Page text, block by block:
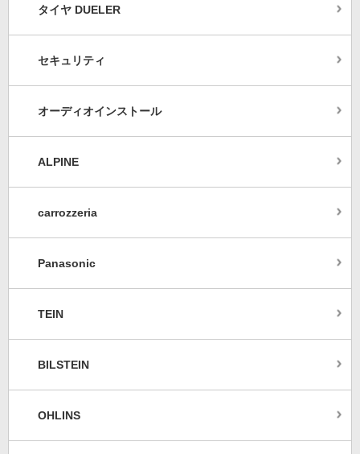
タイヤ DUELER
セキュリティ
オーディオインストール
ALPINE
carrozzeria
Panasonic
TEIN
BILSTEIN
OHLINS